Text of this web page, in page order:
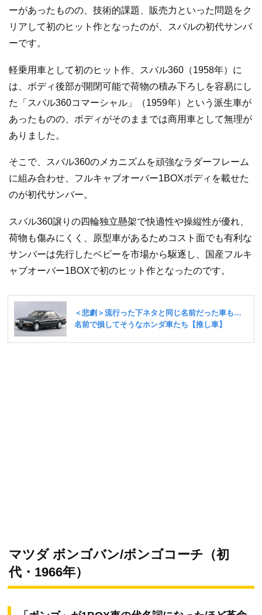
ーがあったものの、技術的課題、販売力といった問題をク
リアして初のヒット作となったのが、スバルの初代サンバ
ーです。
軽乗用車として初のヒット作、スバル360（1958年）に
は、ボディ後部が開閉可能で荷物の積み下ろしを容易にし
た「スバル360コマーシャル」（1959年）という派生車が
あったものの、ボディがそのままでは商用車として無理が
ありました。
そこで、スバル360のメカニズムを頑強なラダーフレーム
に組み合わせ、フルキャブオーバー1BOXボディを載せた
のが初代サンバー。
スバル360譲りの四輪独立懸架で快適性や操縦性が優れ、
荷物も傷みにくく、原型車があるためコスト面でも有利な
サンバーは先行したベビーを市場から駆逐し、国産フルキ
ャブオーバー1BOXで初のヒット作となったのです。
マツダ ボンゴバン/ボンゴコーチ（初
代・1966年）